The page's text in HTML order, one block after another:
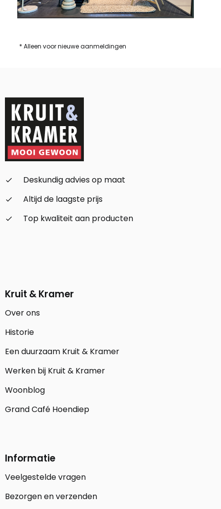
* Alleen voor nieuwe aanmeldingen
check_small
Deskundig advies op maat
check_small
Altijd de laagste prijs
check_small
Top kwaliteit aan producten
Kruit & Kramer
Over ons
Historie
Een duurzaam Kruit & Kramer
Werken bij Kruit & Kramer
Woonblog
Grand Café Hoendiep
Informatie
Veelgestelde vragen
Bezorgen en verzenden